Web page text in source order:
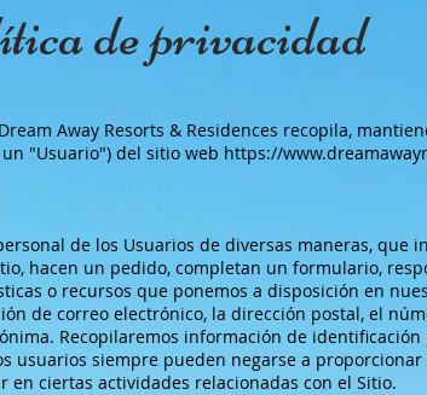
de privacidad
Away Resorts & Residences recopila,
"Usuario") del sitio web https://
de los Usuarios de diversas maneras, que
hacen un pedido, completan un formulario,
o recursos que ponemos a disposición en
de correo electrónico, la dirección postal, el
Recopilaremos información de
usuarios siempre pueden negarse a
ciertas actividades relacionadas con el Sitio.